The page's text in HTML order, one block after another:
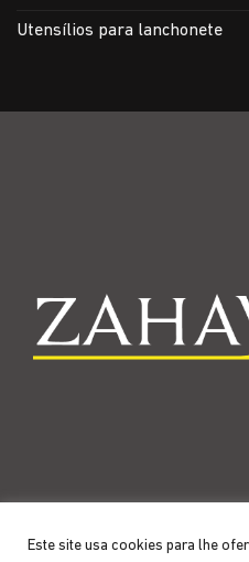
Este site usa cookies para lhe
Utensílios para lanchonete
Copyright 2026 ©Zahav- Todos